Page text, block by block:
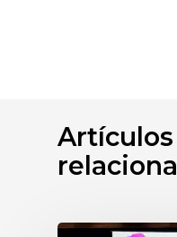
Artículos